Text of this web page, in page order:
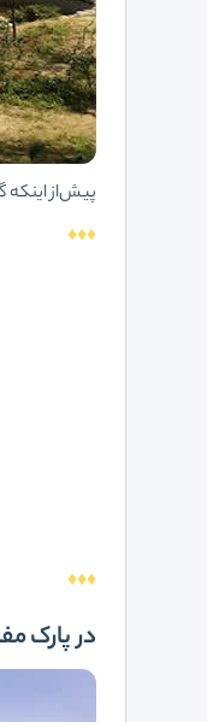
پیش‌از اینکه
♦♦♦
♦♦♦
در پارک